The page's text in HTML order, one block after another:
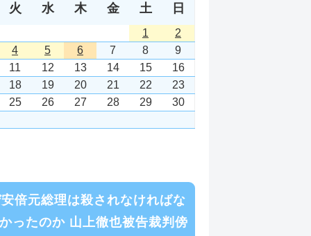
火 水 木 金 土 日
1
2
4
5 6 7 8
9
11
12 13 14 15
16
18
19 20 21 22
23
25
26 27 28 29 30
倍元総理は殺されなければな
ったのか 山上徹也被告裁判傍